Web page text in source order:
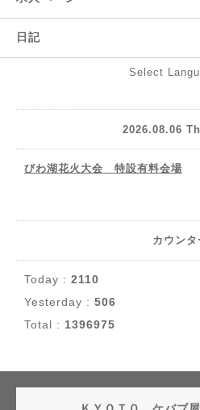
日記
Select
2026.08.06
びわ湖花火大会 特設有料会場
カウンタ
Today : 2110
Yesterday : 506
Total : 1396975